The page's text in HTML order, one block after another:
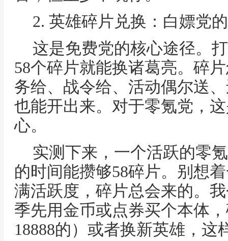
2. 英雄碎片兑换：白嫖党
这是免费党的核心途径。
58个碎片就能换诸葛亮。碎
务给、战令给、活动偶尔送
也能开出来。对于零氪党，
心。
实测下来，一个活跃的零
的时间能攒够58碎片。别想
满活跃度，碎片总会来的。
季先用金币或点券买个本体
18888的）或者换新英雄，这